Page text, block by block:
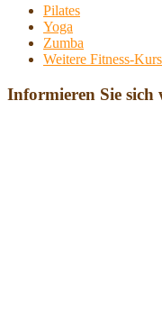
Pilates
Yoga
Zumba
Weitere Fitness-
Informieren Sie sich